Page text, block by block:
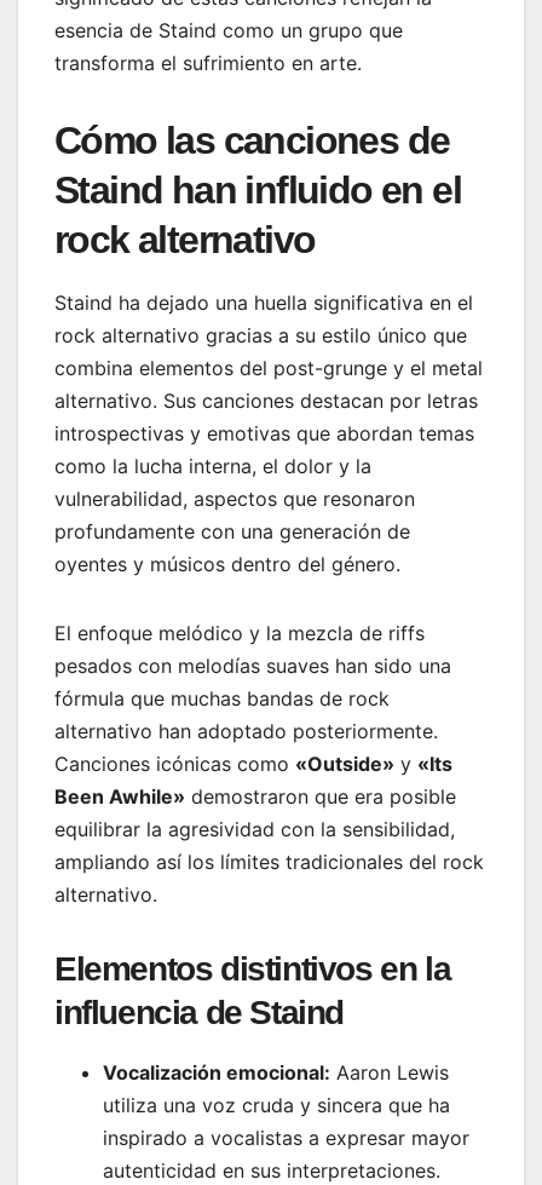
esencia de Staind como un grupo que
transforma el sufrimiento en arte.
Cómo las canciones de
Staind han influido en el
rock alternativo
Staind ha dejado una huella significativa en el
rock alternativo gracias a su estilo único que
combina elementos del post-grunge y el metal
alternativo. Sus canciones destacan por letras
introspectivas y emotivas que abordan temas
como la lucha interna, el dolor y la
vulnerabilidad, aspectos que resonaron
profundamente con una generación de
oyentes y músicos dentro del género.
El enfoque melódico y la mezcla de riffs
pesados con melodías suaves han sido una
fórmula que muchas bandas de rock
alternativo han adoptado posteriormente.
Canciones icónicas como «Outside» y «Its
Been Awhile» demostraron que era posible
equilibrar la agresividad con la sensibilidad,
ampliando así los límites tradicionales del rock
alternativo.
Elementos distintivos en la
influencia de Staind
Vocalización emocional: Aaron Lewis
utiliza una voz cruda y sincera que ha
inspirado a vocalistas a expresar mayor
autenticidad en sus interpretaciones.